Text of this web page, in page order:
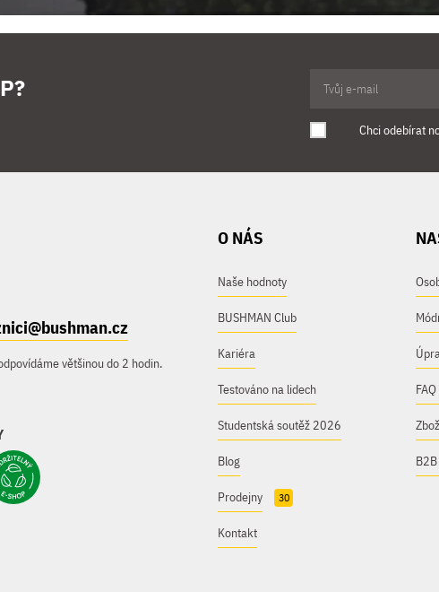
Chci odebírat
většinou do 2 hodin.
O NÁS
Naše hodnoty
BUSHMAN Club
Kariéra
Testováno na lidech
Studentská soutěž 2026
Blog
Prodejny 30
Kontakt